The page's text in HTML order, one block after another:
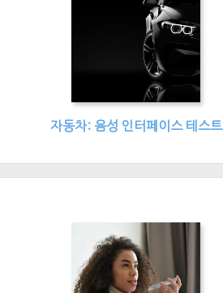
자동차: 음성 인터페이스 테스트